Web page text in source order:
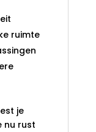
ruimte
je
nu rust